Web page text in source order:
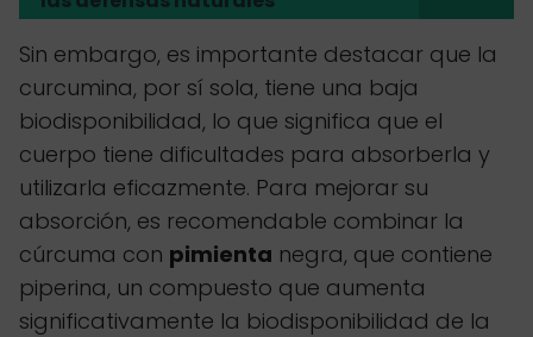
Sin embargo, es importante destacar que la
curcumina, por sí sola, tiene una baja
biodisponibilidad, lo que significa que el
cuerpo tiene dificultades para absorberla y
utilizarla eficazmente. Para mejorar su
absorción, es recomendable combinar la
cúrcuma con pimienta negra, que contiene
piperina, un compuesto que aumenta
significativamente la biodisponibilidad de la